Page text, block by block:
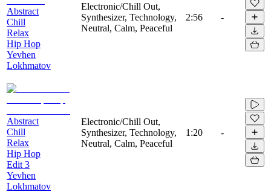
Abstract
Chill
Relax
Hip Hop
Yevhen
Lokhmatov
Electronic/Chill Out,
Synthesizer, Technology,
Neutral, Calm, Peaceful
2:56 -
Abstract
Chill
Relax
Hip Hop
Edit 3
Yevhen
Lokhmatov
Electronic/Chill Out,
Synthesizer, Technology,
Neutral, Calm, Peaceful
1:20 -